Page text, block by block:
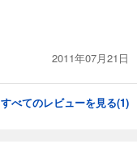
2011年07月21日
すべてのレビューを見る(1)